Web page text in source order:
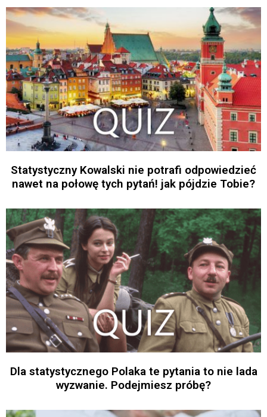
Statystyczny Kowalski nie potrafi odpowiedzieć
nawet na połowę tych pytań! jak pójdzie Tobie?
Dla statystycznego Polaka te pytania to nie lada
wyzwanie. Podejmiesz próbę?